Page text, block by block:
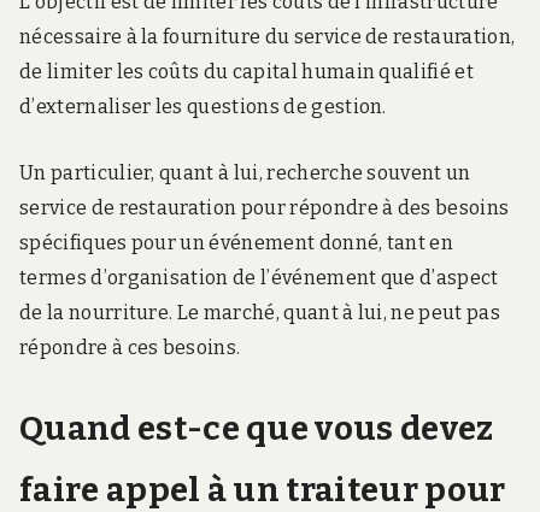
nécessaire à la fourniture du service de restauration,
de limiter les coûts du capital humain qualifié et
d’externaliser les questions de gestion.
Un particulier, quant à lui, recherche souvent un
service de restauration pour répondre à des besoins
spécifiques pour un événement donné, tant en
termes d’organisation de l’événement que d’aspect
de la nourriture. Le marché, quant à lui, ne peut pas
répondre à ces besoins.
Quand est-ce que vous devez
faire appel à un traiteur pour